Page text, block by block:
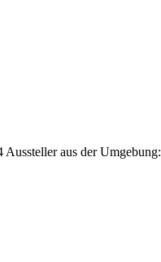
aus der Umgebung: